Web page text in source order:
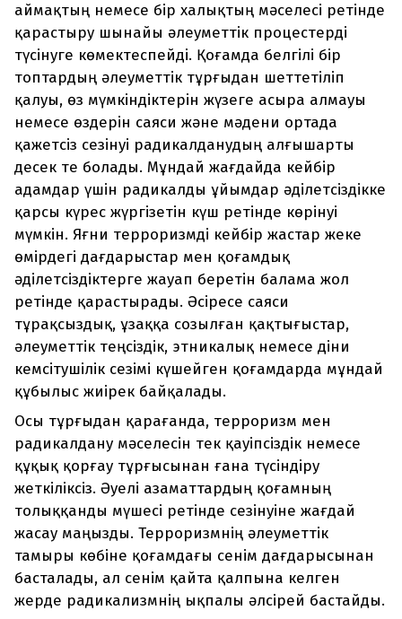
аймақтың немесе бір халықтың мәселесі ретінде
қарастыру шынайы әлеуметтік процестерді
түсінуге көмектеспейді. Қоғамда белгілі бір
топтардың әлеуметтік тұрғыдан шеттетіліп
қалуы, өз мүмкіндіктерін жүзеге асыра алмауы
немесе өздерін саяси және мәдени ортада
қажетсіз сезінуі радикалданудың алғышарты
десек те болады. Мұндай жағдайда кейбір
адамдар үшін радикалды ұйымдар әділетсіздікке
қарсы күрес жүргізетін күш ретінде көрінуі
мүмкін. Яғни терроризмді кейбір жастар жеке
өмірдегі дағдарыстар мен қоғамдық
әділетсіздіктерге жауап беретін балама жол
ретінде қарастырады. Әсіресе саяси
тұрақсыздық, ұзаққа созылған қақтығыстар,
әлеуметтік теңсіздік, этникалық немесе діни
кемсітушілік сезімі күшейген қоғамдарда мұндай
құбылыс жиірек байқалады.
Осы тұрғыдан қарағанда, терроризм мен
радикалдану мәселесін тек қауіпсіздік немесе
құқық қорғау тұрғысынан ғана түсіндіру
жеткіліксіз. Әуелі азаматтардың қоғамның
толыққанды мүшесі ретінде сезінуіне жағдай
жасау маңызды. Терроризмнің әлеуметтік
тамыры көбіне қоғамдағы сенім дағдарысынан
басталады, ал сенім қайта қалпына келген
жерде радикализмнің ықпалы әлсірей бастайды.